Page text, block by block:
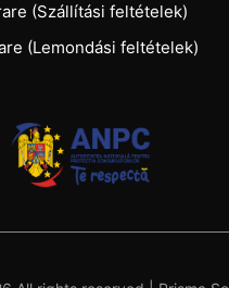
(Szállítási feltételek)
(Lemondási feltételek)